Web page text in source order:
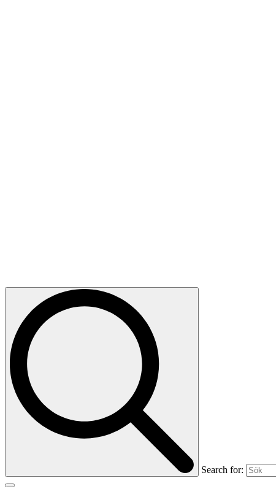
Search for: